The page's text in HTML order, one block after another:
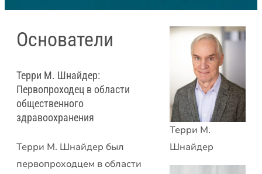
Терри М.
Шнайдер
Основатели
Терри М. Шнайдер:
Первопроходец в области
общественного
здравоохранения
Терри М. Шнайдер был
первопроходцем в области